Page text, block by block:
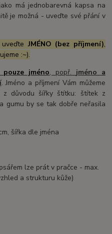
má jednobarevná kapsa na
je možná - uveďte své přání v
JMÉNO (bez příjmení),
:~).
pouze jméno, popř. jméno a
. Jméno a příjmení Vám můžeme
z důvodu šířky štítku: štítek z
gumu by se tak dobře neřasila
šířka dle jména
lze prát v pračce - max.
a strukturu kůže)